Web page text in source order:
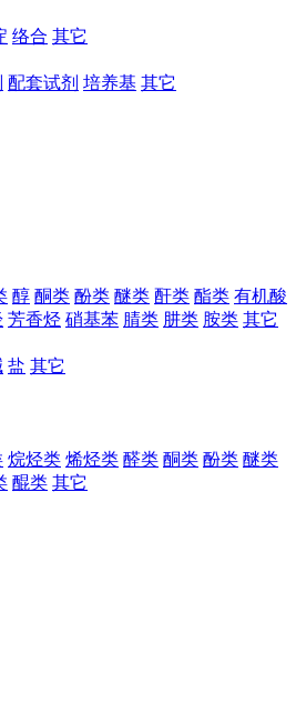
络合 其它
配套试剂 培养基 其它
醇 酮类 酚类 醚类 酐类 酯类 有机酸
芳香烃 硝基苯 腈类 肼类 胺类 其它
盐 其它
烷烃类 烯烃类 醛类 酮类 酚类 醚类
醌类 其它